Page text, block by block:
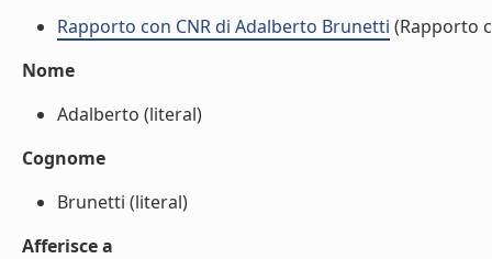
Rapporto con CNR di Adalberto Brunetti (Rapporto
Nome
Adalberto (literal)
Cognome
Brunetti (literal)
Afferisce a